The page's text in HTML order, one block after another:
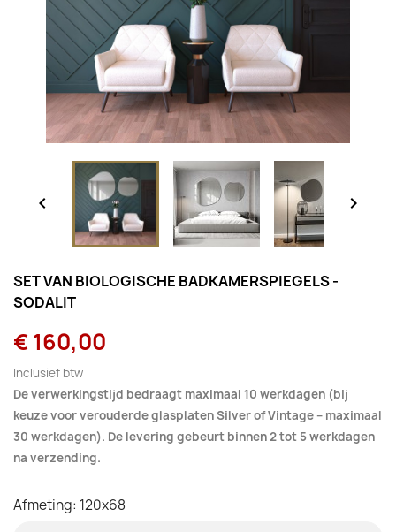
 
SET VAN BIOLOGISCHE BADKAMERSPIEGELS -
SODALIT
€ 160,00
Inclusief btw
De verwerkingstijd bedraagt maximaal 10 werkdagen (bij
keuze voor verouderde glasplaten Silver of Vintage – maximaal
30 werkdagen). De levering gebeurt binnen 2 tot 5 werkdagen
na verzending.
Afmeting: 120x68